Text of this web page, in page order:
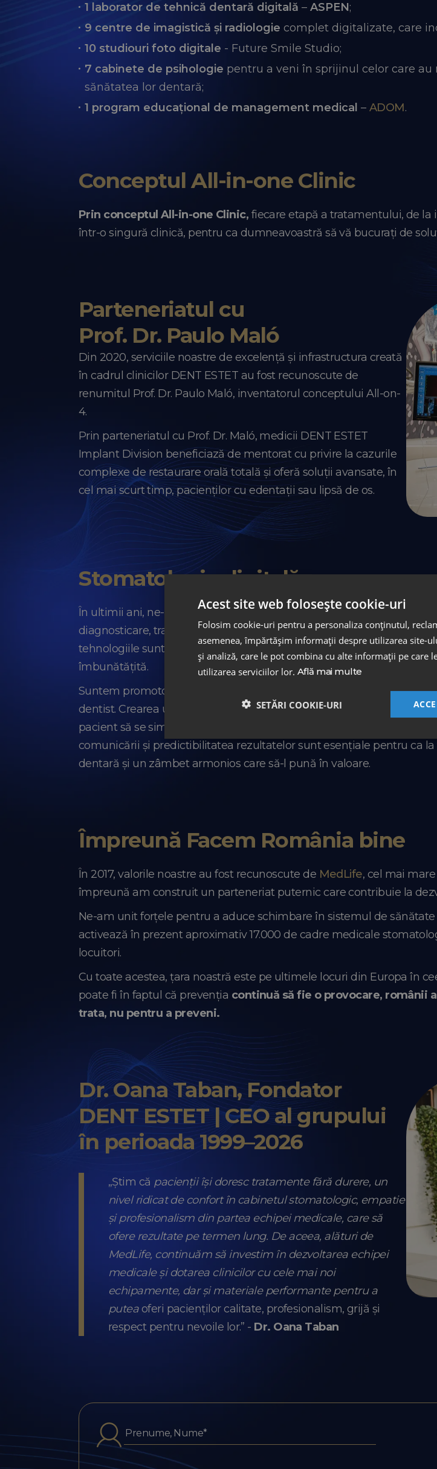
1 laborator de tehnică dentară digitală – ASPEN;
9 centre de imagistică și radiologie complet digitalizate, care
10 studiouri foto digitale - Future Smile Studio;
7 cabinete de psihologie pentru a veni în sprijinul celor care
sănătatea lor dentară;
1 program educațional de management medical – ADOM.
Conceptul All-in-one Clinic
Prin conceptul All-in-one Clinic, fiecare etapă a tratamentului, de la
într-o singură clinică, pentru ca dumneavoastră să vă bucurați de
Parteneriatul cu
Prof. Dr. Paulo Maló
Din 2020, serviciile noastre de excelență și infrastructura creată
în cadrul clinicilor DENT ESTET au fost recunoscute de
renumitul Prof. Dr. Paulo Maló, inventatorul conceptului All-on-
4.
Prin parteneriatul cu Prof. Dr. Maló, medicii DENT ESTET
Implant Division beneficiază de mentorat cu privire la cazurile
complexe de restaurare orală totală și oferă soluții avansate, în
cel mai scurt timp, pacienților cu edentații sau lipsă de os.
Stomatologie digitală
În ultimii ani, ne-am concentrat atenția pe digitalizarea experienței
diagnosticare, tratament și tehnică dentară pentru a crește
tehnologiile sunt valorificate de dentiști cu experiență și dornici de
îmbunătățită.
Suntem promotorii beneficiilor stomatologiei digitale pentru a
dentist. Crearea unei relații apropriate între medic și pacient se
pacient să se simtă ascultat și implicat activ în luarea deciziilor, iar
comunicării și predictibilitatea rezultatelor sunt esențiale pentru ca
dentară și un zâmbet armonios care să-l pună în valoare.
Împreună Facem România bine
În 2017, valorile noastre au fost recunoscute de MedLife, cel mai
împreună am construit un parteneriat puternic care contribuie la
Ne-am unit forțele pentru a aduce schimbare în sistemul de
activează în prezent aproximativ 17.000 de cadre medicale
locuitori.
Cu toate acestea, țara noastră este pe ultimele locuri din Europa în
poate fi în faptul că prevenția continuă să fie o provocare, românii
trata, nu pentru a preveni.
Dr. Oana Taban,Fondator
DENT ESTET | CEO al grupului
în perioada 1999–2026
„Știm că pacienții își doresc tratamente fără durere, un
nivel ridicat de confort în cabinetul stomatologic, empatie
și profesionalism din partea echipei medicale, care să
ofere rezultate pe termen lung. De aceea, alături de
MedLife, continuăm să investim în dezvoltarea echipei
medicale și dotarea clinicilor cu cele mai noi
echipamente, dar și materiale performante pentru a
puteaoferi pacienților calitate, profesionalism, grijă și
respect pentru nevoile lor.” - Dr. Oana Taban
Acest site web folosește cookie-uri
Folosim cookie-uri pentru a personaliza conținutul,
asemenea, împărtășim informații despre utilizarea site-
și analiză, care le pot combina cu alte informații pe care
utilizarea serviciilor lor. Află mai multe
SETĂRI COOKIE-URI